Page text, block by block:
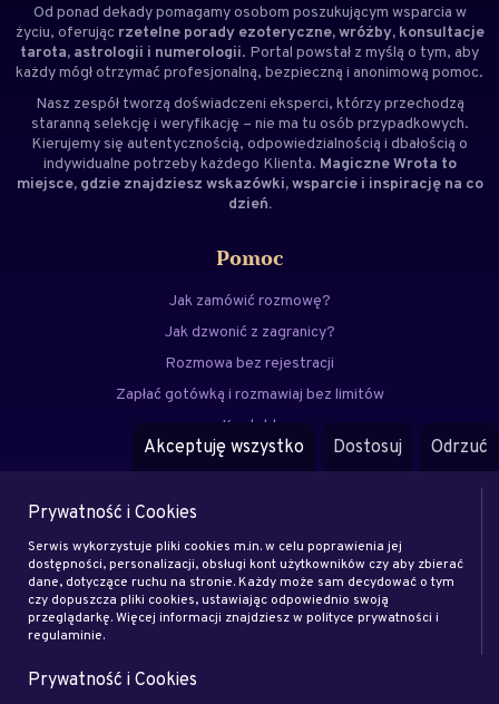
Od ponad dekady pomagamy osobom poszukującym wsparcia w
życiu, oferując rzetelne porady ezoteryczne, wróżby, konsultacje
tarota, astrologii i numerologii. Portal powstał z myślą o tym, aby
każdy mógł otrzymać profesjonalną, bezpieczną i anonimową pomoc.
Nasz zespół tworzą doświadczeni eksperci, którzy przechodzą
staranną selekcję i weryfikację – nie ma tu osób przypadkowych.
Kierujemy się autentycznością, odpowiedzialnością i dbałością o
indywidualne potrzeby każdego Klienta. Magiczne Wrota to
miejsce, gdzie znajdziesz wskazówki, wsparcie i inspirację na co
dzień.
Pomoc
Jak zamówić rozmowę?
Jak dzwonić z zagranicy?
Rozmowa bez rejestracji
Zapłać gotówką i rozmawiaj bez limitów
Kontakt
FAQ
Eksperci
Zostań klientem
Zostań ekspertem
Akceptuję wszystko Dostosuj Odrzuć
Prywatność i Cookies
Serwis wykorzystuje pliki cookies m.in. w celu poprawienia jej
dostępności, personalizacji, obsługi kont użytkowników czy aby zbierać
dane, dotyczące ruchu na stronie. Każdy może sam decydować o tym
czy dopuszcza pliki cookies, ustawiając odpowiednio swoją
przeglądarkę. Więcej informacji znajdziesz w polityce prywatności i
regulaminie.
Prywatność i Cookies